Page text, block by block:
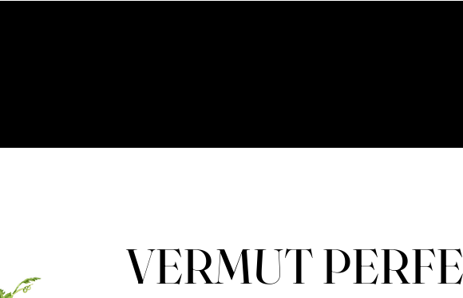
VERMUT
VERMUT